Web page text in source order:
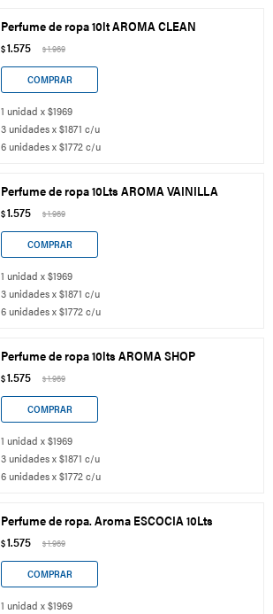
Perfume de ropa 10lt AROMA CLEAN
$1.575 $1.969
1 unidad x $1969
3 unidades x $1871 c/u
6 unidades x $1772 c/u
Perfume de ropa 10Lts AROMA VAINILLA
$1.575 $1.969
1 unidad x $1969
3 unidades x $1871 c/u
6 unidades x $1772 c/u
Perfume de ropa 10lts AROMA SHOP
$1.575 $1.969
1 unidad x $1969
3 unidades x $1871 c/u
6 unidades x $1772 c/u
Perfume de ropa. Aroma ESCOCIA 10Lts
$1.575 $1.969
1 unidad x $1969